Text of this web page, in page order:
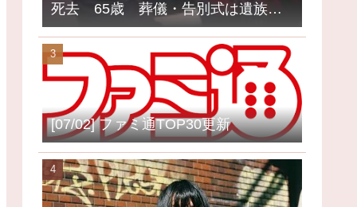
死去 65歳 葬儀・告別式は遺族の
意向で密葬
[07/02] ファミ通TOP30更新